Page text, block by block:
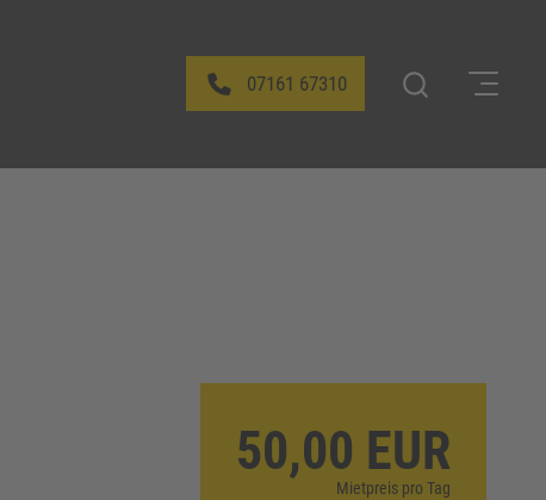
07161 67310
50,00 EUR
Mietpreis pro Tag